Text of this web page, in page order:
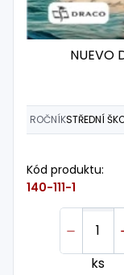
NUEVO
ROČNÍKSTŘEDNÍ
Kód produktu:
140-111-1
ks